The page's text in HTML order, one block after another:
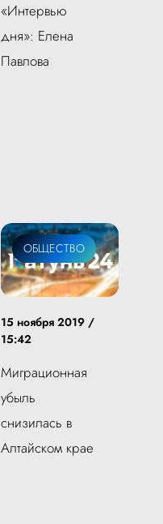
«Интервью
дня»: Елена
Павлова
ОБЩЕСТВО
15 ноября 2019 /
15:42
Миграционная
убыль
снизилась в
Алтайском крае